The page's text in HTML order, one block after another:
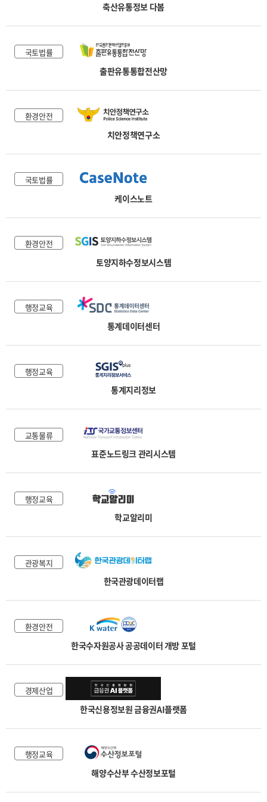
축산유통정보 다봄
국토법률
출판유통통합전산망
환경안전
치안정책연구소
국토법률
케이스노트
환경안전
토양지하수정보시스템
행정교육
통계데이터센터
행정교육
통계지리정보
교통물류
표준노드링크 관리시스템
행정교육
학교알리미
관광복지
한국관광데이터랩
환경안전
한국수자원공사 공공데이터 개방 포털
경제산업
한국신용정보원 금융권AI플랫폼
행정교육
해양수산부 수산정보포털